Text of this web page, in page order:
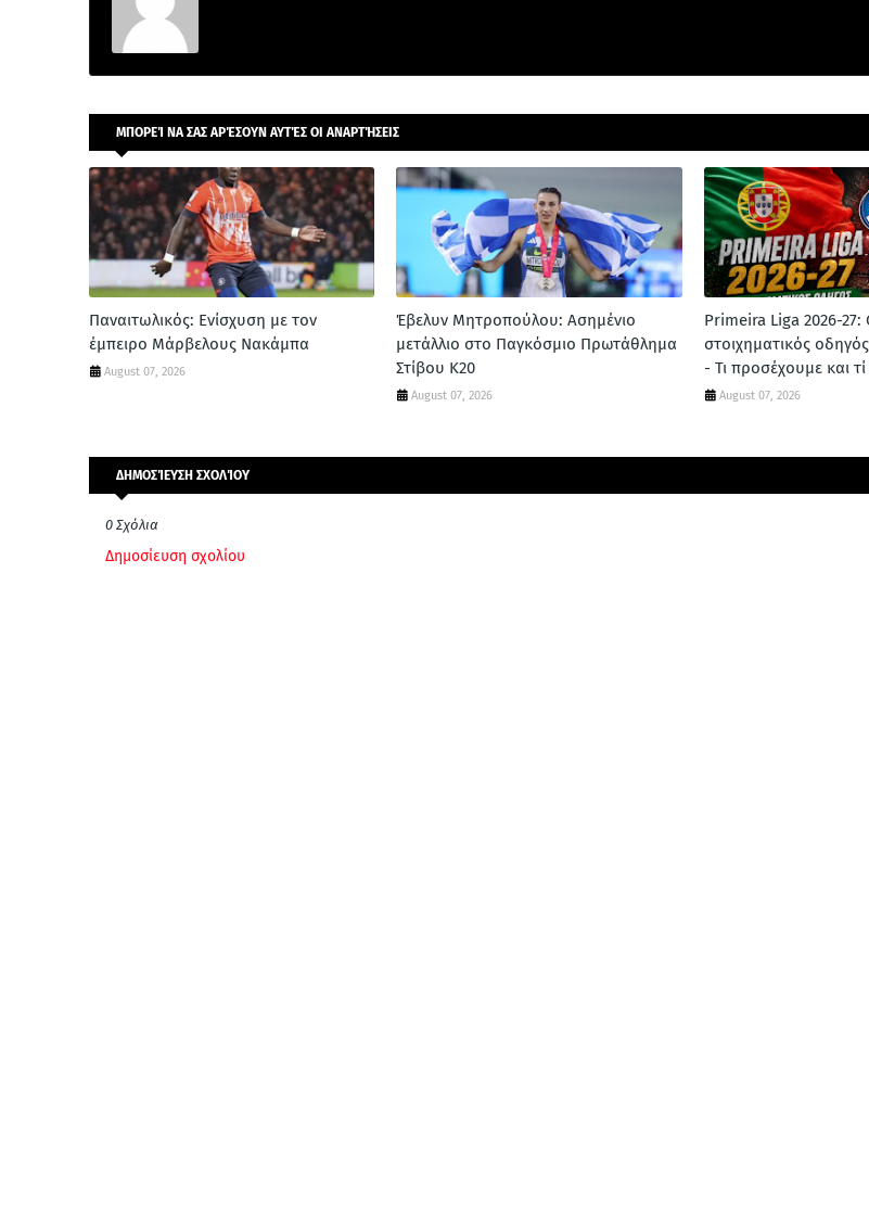
ΜΠΟΡΕΊ ΝΑ ΣΑΣ ΑΡΈΣΟΥΝ ΑΥΤΈΣ ΟΙ ΑΝΑΡΤΉΣΕΙΣ
Παναιτωλικός: Ενίσχυση με τον
έμπειρο Μάρβελους Νακάμπα
August 07, 2026
Έβελυν Μητροπούλου: Ασημένιο
μετάλλιο στο Παγκόσμιο Πρωτάθλημα
Στίβου Κ20
August 07, 2026
Primeira Liga 2026-
στοιχηματικός
- Τι προσέχουμε και
August 07, 2026
ΔΗΜΟΣΊΕΥΣΗ ΣΧΟΛΊΟΥ
0 Σχόλια
Δημοσίευση σχολίου